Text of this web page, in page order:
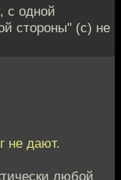
с одной
стороны" (с) не
не дают.
любой